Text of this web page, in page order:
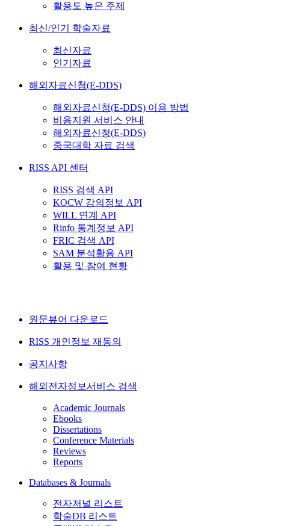
활용도 높은 주제
최신/인기 학술자료
최신자료
인기자료
해외자료신청(E-DDS)
해외자료신청(E-DDS) 이용 방법
비용지원 서비스 안내
해외자료신청(E-DDS)
중국대학 자료 검색
RISS API 센터
RISS 검색 API
KOCW 강의정보 API
WILL 연계 API
Rinfo 통계정보 API
FRIC 검색 API
SAM 분석활용 API
활용 및 참여 현황
원문뷰어 다운로드
RISS 개인정보 재동의
공지사항
해외전자정보서비스 검색
Academic Journals
Ebooks
Dissertations
Conference Materials
Reviews
Reports
Databases & Journals
전자저널 리스트
학술DB 리스트